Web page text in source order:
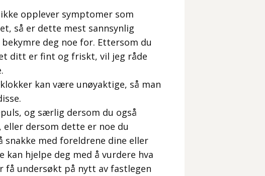
opplever symptomer som
så er dette mest sannsynlig
deg noe for. Ettersom du
ditt er fint og friskt, vil jeg råde
kan være unøyaktige, så man
og særlig dersom du også
dersom dette er noe du
med foreldrene dine eller
kan hjelpe deg med å vurdere hva
få undersøkt på nytt av fastlegen